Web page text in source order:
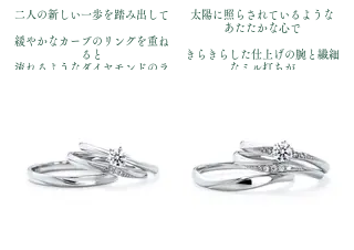
二人の新しい一歩を踏み出して
緩やかなカーブのリングを重ね
ると
流れるようなダイヤモンドのラ
価格：【婚約指輪 】
Pt900￥170,500【結婚指輪】
Pt900 左:￥110,000 右:
￥110,000（全て税込）
太陽に照らされているような
あたたかな心で
きらきらした仕上げの腕と繊細
なミル打ちが
価格：【婚約指輪 】
Pt900￥170,500
【結婚指輪】Pt900 左:￥110,000